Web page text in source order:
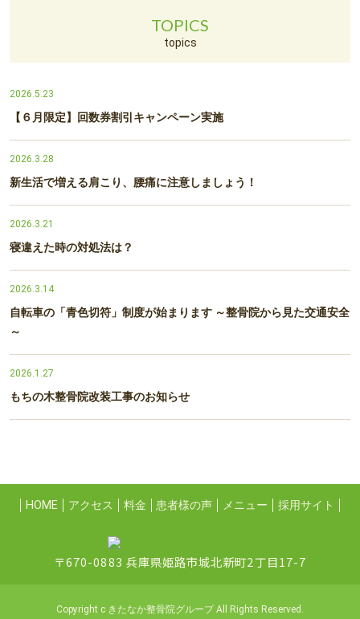
TOPICS
topics
2026.5.23
【６月限定】回数券割引キャンペーン実施
2026.3.28
新生活で増える肩こり、腰痛に注意しましょう！
2026.3.21
寝違えた時の対処法は？
2026.3.14
自転車の「青色切符」制度が始まります ～整骨院から見た交通安全
～
2026.1.27
もちの木整骨院改装工事のお知らせ
HOME アクセス 料金 患者様の声 メニュー 採用サイト
〒670-0883 兵庫県姫路市城北新町2丁目17-7
Copyright c きたなか整骨院グループ All Rights Reserved.